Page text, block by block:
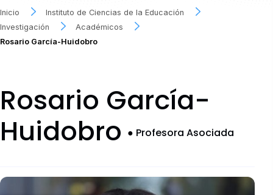
Inicio
Instituto de Ciencias de la Educación
Investigación
Académicos
Rosario García-Huidobro
Rosario García-
Huidobro ● Profesora Asociada